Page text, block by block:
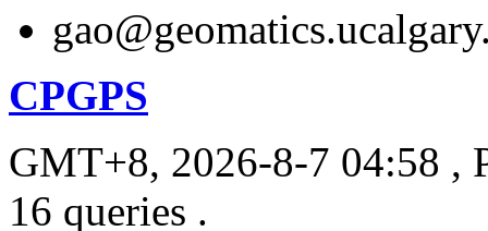
CPGPS
GMT+8, 2026-8-7 04:58 ,
16 queries .